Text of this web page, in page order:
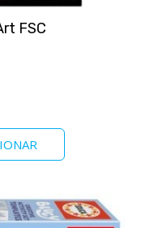
FSC